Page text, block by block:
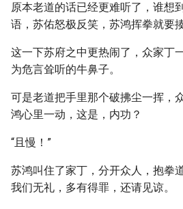
原本老道的话已经更难听了，谁想
语，苏佑怒极反笑，苏鸿挥拳就要揍
这一下苏府之中更热闹了，众家丁
为危言耸听的牛鼻子。
可是老道把手里那个破拂尘一挥，
鸿心里一动，这是，内功？
“且慢！”
苏鸿叫住了家丁，分开众人，抱拳
我们无礼，多有得罪，还请见谅。